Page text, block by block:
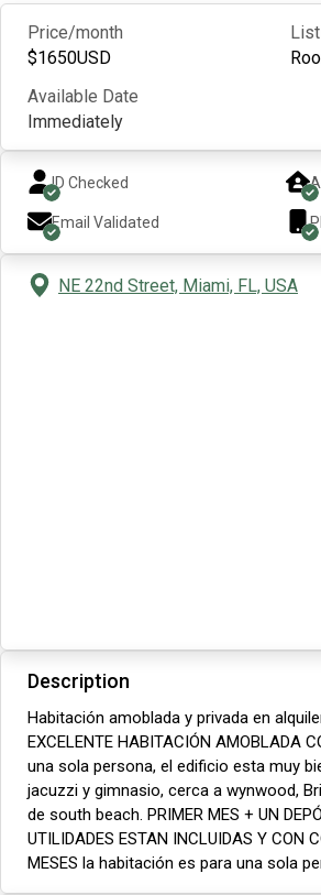
Price/month
$1650USD
Available Date
Immediately
ID Checked
Email Validated
NE 22nd Street, Miami, FL, USA
Description
Habitación amoblada y privada en alquiler
EXCELENTE HABITACIÓN AMOBLADA
una sola persona, el edificio esta muy
jacuzzi y gimnasio, cerca a wynwood,
de south beach. PRIMER MES + UN
UTILIDADES ESTAN INCLUIDAS Y CON
MESES la habitación es para una sola